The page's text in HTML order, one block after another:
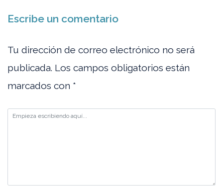
Escribe un comentario
Tu dirección de correo electrónico no será
publicada. Los campos obligatorios están
marcados con *